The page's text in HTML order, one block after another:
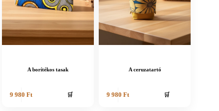
A borítékos tasak
9 980Ft 🛒
A ceruzatartó
9 980Ft 🛒